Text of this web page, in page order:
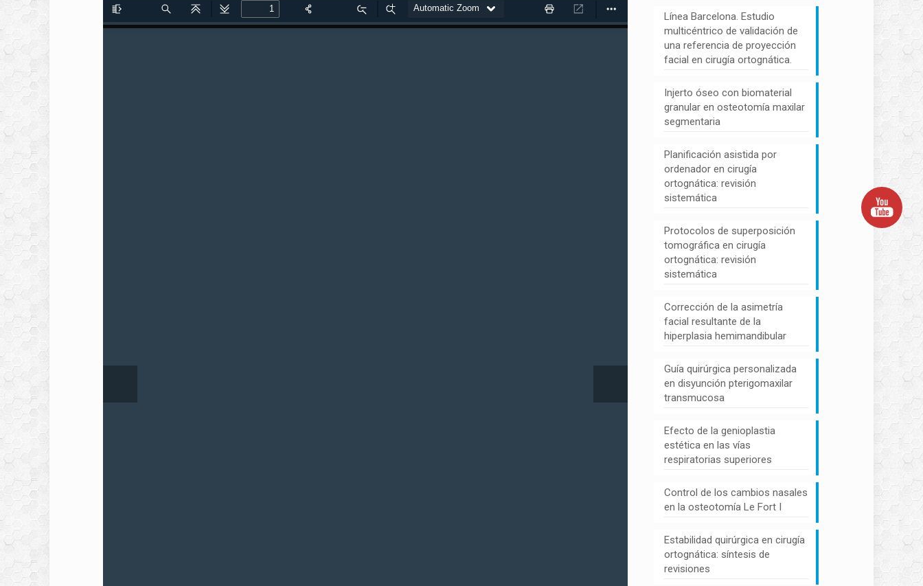
Línea Barcelona. Estudio
multicéntrico de validación de
una referencia de proyección
facial en cirugía ortognática.
Injerto óseo con biomaterial
granular en osteotomía maxilar
segmentaria
Planificación asistida por
ordenador en cirugía
ortognática: revisión
sistemática
Protocolos de superposición
tomográfica en cirugía
ortognática: revisión
sistemática
Corrección de la asimetría
facial resultante de la
hiperplasia hemimandibular
Guía quirúrgica personalizada
en disyunción pterigomaxilar
transmucosa
Efecto de la genioplastia
estética en las vías
respiratorias superiores
Control de los cambios nasales
en la osteotomía Le Fort I
Estabilidad quirúrgica en cirugía
ortognática: síntesis de
revisiones